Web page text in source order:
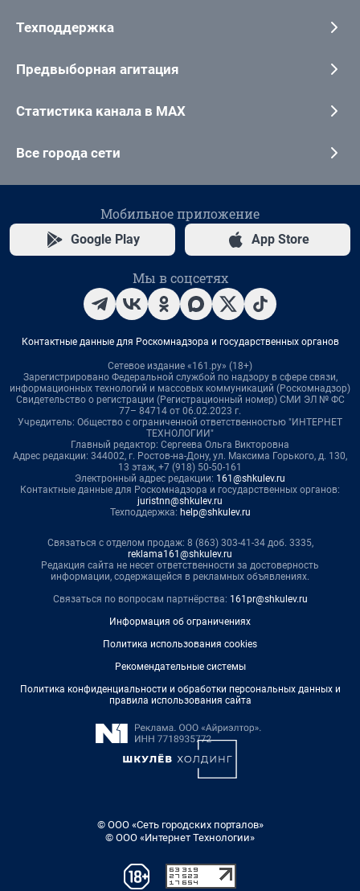
Техподдержка
Предвыборная агитация
Статистика канала в MAX
Все города сети
Мобильное приложение
Google Play App Store
Мы в соцсетях
Контактные данные для Роскомнадзора и государственных органов
Сетевое издание «161.ру» (18+)
Зарегистрировано Федеральной службой по надзору в сфере связи,
информационных технологий и массовых коммуникаций (Роскомнадзор)
Свидетельство о регистрации (Регистрационный номер) СМИ ЭЛ № ФС
77– 84714 от 06.02.2023 г.
Учредитель: Общество с ограниченной ответственностью "ИНТЕРНЕТ
ТЕХНОЛОГИИ"
Главный редактор: Сергеева Ольга Викторовна
Адрес редакции: 344002, г. Ростов-на-Дону, ул. Максима Горького, д. 130,
13 этаж, +7 (918) 50-50-161
Электронный адрес редакции: 161@shkulev.ru
Контактные данные для Роскомнадзора и государственных органов:
juristnn@shkulev.ru
Техподдержка: help@shkulev.ru
Связаться с отделом продаж: 8 (863) 303-41-34 доб. 3335,
reklama161@shkulev.ru
Редакция сайта не несет ответственности за достоверность
информации, содержащейся в рекламных объявлениях.
Связаться по вопросам партнёрства: 161pr@shkulev.ru
Информация об ограничениях
Политика использования cookies
Рекомендательные системы
Политика конфиденциальности и обработки персональных данных и
правила использования сайта
© ООО «Сеть городских порталов»
© ООО «Интернет Технологии»